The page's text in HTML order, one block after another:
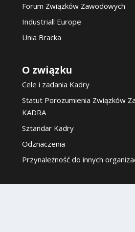
Forum Związków Zawodowych
Industriall Europe
Unia Bracka
O związku
Cele i zadania Kadry
Statut Porozumienia Związków
KADRA
Sztandar Kadry
Odznaczenia
Przynależność do innych